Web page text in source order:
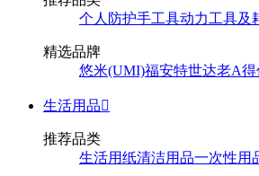
个人防护手工具动力工具及
精选品牌
悠米(UMI)福安特世达老A得
生活用品
推荐品类
生活用纸清洁用品一次性用